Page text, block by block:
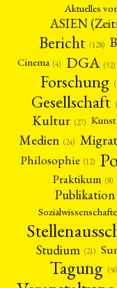
Aktuelles
ASIEN
Bericht (128)
Cinema (4) DGA (92)
Forschung
Gesellschaft
Kultur (27) Kunst
Medien (24)
Philosophie (12)
Praktikum (8)
Publikation
Studium (21)
Tagung